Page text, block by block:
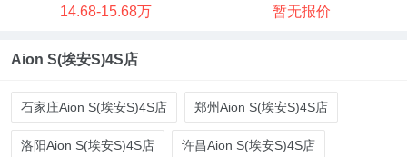
14.68-15.68万 暂无报价
Aion S(埃安S)4S店
石家庄Aion S(埃安S)4S店 郑州Aion S(埃安S)4S店
洛阳Aion S(埃安S)4S店 许昌Aion S(埃安S)4S店